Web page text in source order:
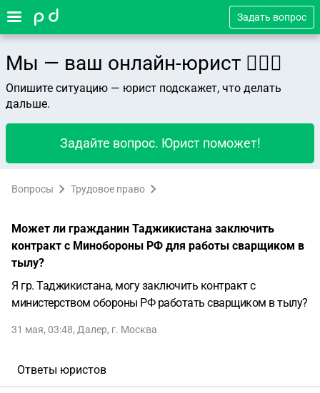
Задать вопрос
Мы — ваш онлайн-юрист 👨🏻‍⚖️
Опишите ситуацию — юрист подскажет, что делать
дальше.
Задайте вопрос. Юрист поможет!
Вопросы Трудовое право
Может ли гражданин Таджикистана заключить
контракт с Минобороны РФ для работы сварщиком в
тылу?
Я гр. Таджикистана, могу заключить контракт с
министерством обороны РФ работать сварщиком в тылу?
31 мая, 03:48, Далер, г. Москва
Ответы юристов